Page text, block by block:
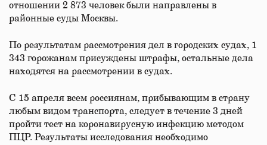
отношении 2 873 человек были направлены в
районные суды Москвы.
По результатам рассмотрения дел в городских судах, 1
343 горожанам присуждены штрафы, остальные дела
находятся на рассмотрении в судах.
С 15 апреля всем россиянам, прибывающим в страну
любым видом транспорта, следует в течение 3 дней
пройти тест на коронавирусную инфекцию методом
ПЦР. Результаты исследования необходимо